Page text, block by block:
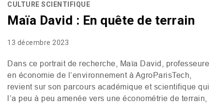
CULTURE SCIENTIFIQUE
Maïa David : En quête de terrain
13 décembre 2023
Dans ce portrait de recherche, Maïa David, professeure
en économie de l’environnement à AgroParisTech,
revient sur son parcours académique et scientifique qui
l’a peu à peu amenée vers une économétrie de terrain,